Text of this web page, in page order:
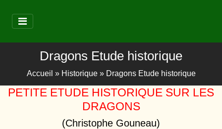
Dragons Etude historique
Accueil » Historique» Dragons Etude historique
PETITE ETUDE HISTORIQUE SUR LES
DRAGONS
(Christophe Gouneau)